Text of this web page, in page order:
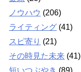
ノウハウ (206)
ライティング (41)
スピ寄り (21)
その時見た未来 (41)